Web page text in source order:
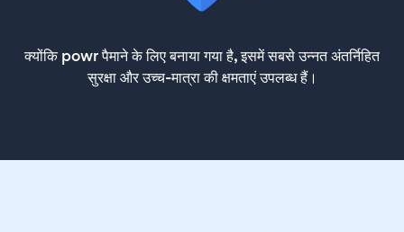
क्योंकि powr पैमाने के लिए बनाया गया है, इसमें सबसे उन्नत अंतर्निहित
सुरक्षा और उच्च-मात्रा की क्षमताएं उपलब्ध हैं।